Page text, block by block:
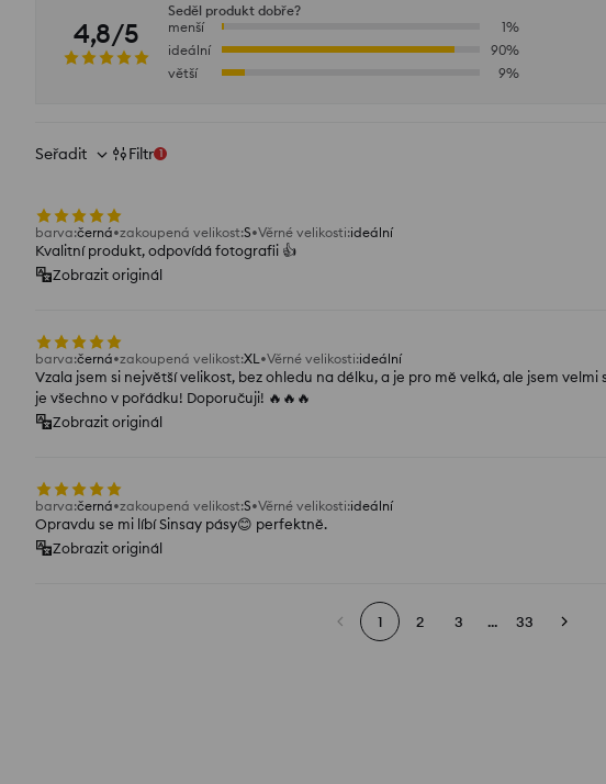
4,8/5
Seděl produkt dobře?
menší
1%
ideální
90%
větší
9%
Seřadit Filtr 1
barva:černá zakoupená velikost:S Věrné velikosti:ideální
Kvalitní produkt, odpovídá fotografii 👍️
Zobrazit originál
barva:černá zakoupená velikost:XL Věrné velikosti:ideální
Vzala jsem si největší velikost, bez ohledu na délku, a je pro mě velká, ale jsem
je všechno v pořádku! Doporučuji! 🔥🔥🔥
Zobrazit originál
barva:černá zakoupená velikost:S Věrné velikosti:ideální
Opravdu se mi líbí Sinsay pásy😊 perfektně.
Zobrazit originál
1 2 3 ... 33